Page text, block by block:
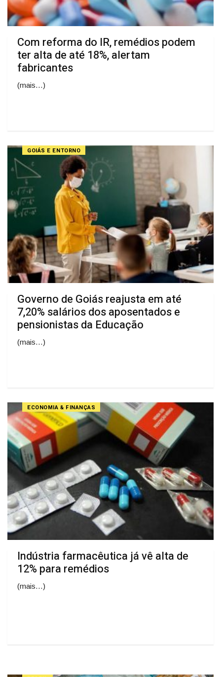
Com reforma do IR, remédios podem
ter alta de até 18%, alertam
fabricantes
(mais…)
GOIÁS E ENTORNO
Governo de Goiás reajusta em até
7,20% salários dos aposentados e
pensionistas da Educação
(mais…)
ECONOMIA & FINANÇAS
Indústria farmacêutica já vê alta de
12% para remédios
(mais…)